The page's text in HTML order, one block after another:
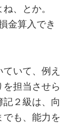
、とか。
金算入でき
いて、例え
担当させら
２級は、向
も、能力を